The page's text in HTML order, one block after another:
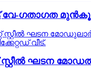
വേ-ഗതാഗത
സ്റ്റീൽ ഘടന